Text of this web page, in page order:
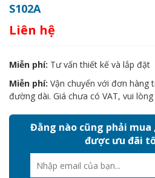
S102A
Liên hệ
Miễn phí: Tư vấn thiết kế và lắp đặt
Miễn phí: Vận chuyển với đơn hàng
đường dài. Giá chưa có VAT, vui
Đằng nào cũng phải mua
được ưu đãi